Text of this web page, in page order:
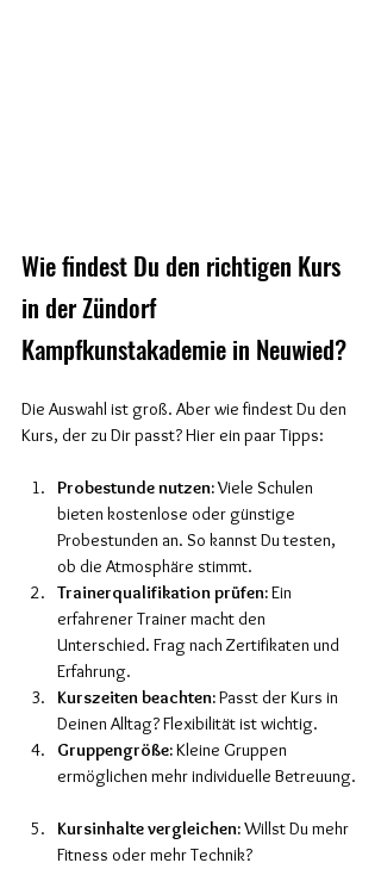
Wie findest Du den richtigen Kurs
in der Zündorf
Kampfkunstakademie in Neuwied?
Die Auswahl ist groß. Aber wie findest Du den
Kurs, der zu Dir passt? Hier ein paar Tipps:
Probestunde nutzen: Viele Schulen
bieten kostenlose oder günstige
Probestunden an. So kannst Du testen,
ob die Atmosphäre stimmt.
Trainerqualifikation prüfen: Ein
erfahrener Trainer macht den
Unterschied. Frag nach Zertifikaten und
Erfahrung.
Kurszeiten beachten: Passt der Kurs in
Deinen Alltag? Flexibilität ist wichtig.
Gruppengröße: Kleine Gruppen
ermöglichen mehr individuelle Betreuung.
Kursinhalte vergleichen: Willst Du mehr
Fitness oder mehr Technik?